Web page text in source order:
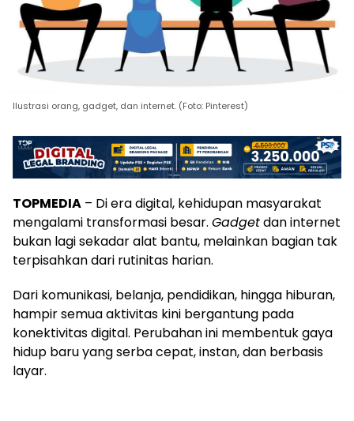
Ilustrasi orang, gadget, dan internet. (Foto: Pinterest)
TOPMEDIA – Di era digital, kehidupan masyarakat
mengalami transformasi besar. Gadgetdan internet
bukan lagi sekadar alat bantu, melainkan bagian tak
terpisahkan dari rutinitas harian.
Dari komunikasi, belanja, pendidikan, hingga hiburan,
hampir semua aktivitas kini bergantung pada
konektivitas digital. Perubahan ini membentuk gaya
hidup baru yang serba cepat, instan, dan berbasis
layar.